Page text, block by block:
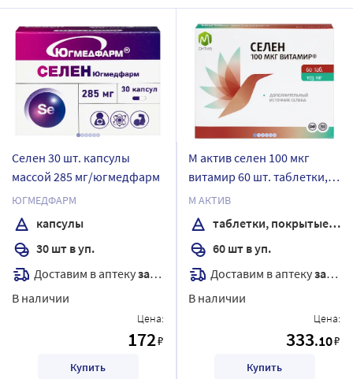
Селен 30 шт. капсулы
массой 285 мг/югмедфарм
ЮГМЕДФАРМ
капсулы
30 шт в уп.
Доставим в аптекузавтра
В наличии
Цена:
172₽
Купить
М актив селен 100 мкг
витамир 60 шт. таблетки,
покрытые оболочкой
массой 103 мг
М АКТИВ
таблетки, покрытые оболочкой
60 шт в уп.
Доставим в аптекузавтра
В наличии
Цена:
333.10₽
Купить